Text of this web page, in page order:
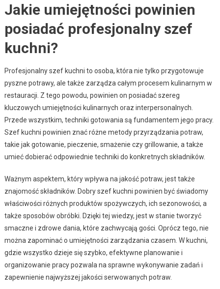
Jakie umiejętności powinien
posiadać profesjonalny szef
kuchni?
Profesjonalny szef kuchni to osoba, która nie tylko przygotowuje
pyszne potrawy, ale także zarządza całym procesem kulinarnym w
restauracji. Z tego powodu, powinien on posiadać szereg
kluczowych umiejętności kulinarnych oraz interpersonalnych.
Przede wszystkim, techniki gotowania są fundamentem jego pracy.
Szef kuchni powinien znać różne metody przyrządzania potraw,
takie jak gotowanie, pieczenie, smażenie czy grillowanie, a także
umieć dobierać odpowiednie techniki do konkretnych składników.
Ważnym aspektem, który wpływa na jakość potraw, jest także
znajomość składników. Dobry szef kuchni powinien być świadomy
właściwości różnych produktów spożywczych, ich sezonowości, a
także sposobów obróbki. Dzięki tej wiedzy, jest w stanie tworzyć
smaczne i zdrowe dania, które zachwycają gości. Oprócz tego, nie
można zapominać o umiejętności zarządzania czasem. W kuchni,
gdzie wszystko dzieje się szybko, efektywne planowanie i
organizowanie pracy pozwala na sprawne wykonywanie zadań i
zapewnienie najwyższej jakości serwowanych potraw.